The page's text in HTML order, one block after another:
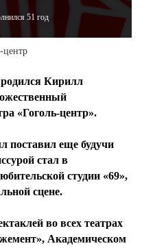
51 год
родился Кирилл
«Гоголь-центр».
поставил еще будучи
стал в
студии «69»,
сцене.
во всех театрах
Академическом